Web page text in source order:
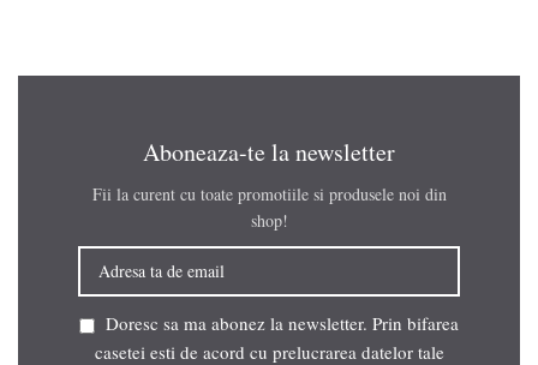
Aboneaza-te la newsletter
Fii la curent cu toate promotiile si produsele noi din
shop!
Doresc sa ma abonez la newsletter. Prin bifarea
casetei esti de acord cu prelucrarea datelor tale